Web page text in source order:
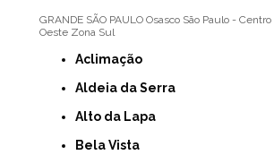
GRANDE SÃO PAULO Osasco São Paulo - Centro
Oeste Zona Sul
Aclimação
Aldeia da Serra
Alto da Lapa
Bela Vista